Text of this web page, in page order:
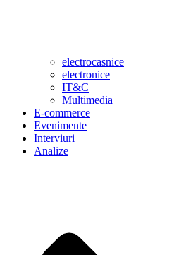
electrocasnice
electronice
IT&C
Multimedia
E-commerce
Evenimente
Interviuri
Analize